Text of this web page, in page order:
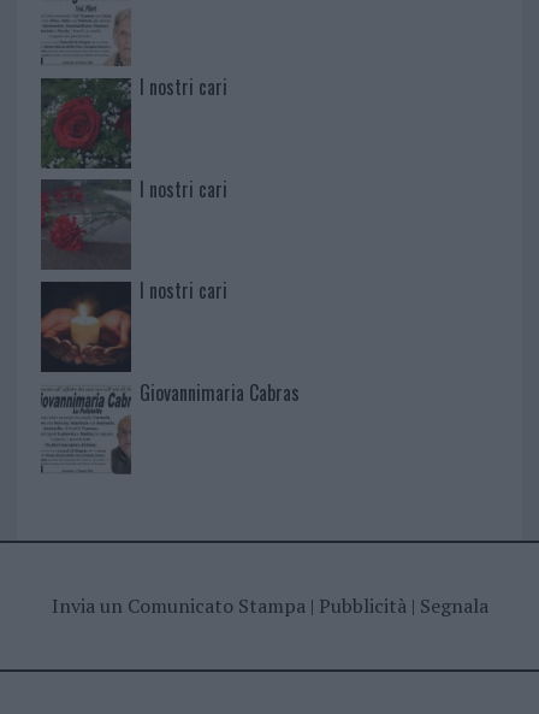
I nostri cari
I nostri cari
I nostri cari
Giovannimaria Cabras
Invia un Comunicato Stampa| Pubblicità| Segnala